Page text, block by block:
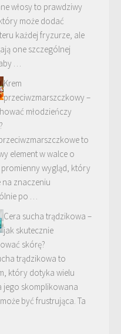
włosy to prawdziwy
może dodać
każdej fryzurze, ale
one szczególnej
…
Krem
przeciwzmarszczkowy –
młodzieńczy
to
element w walce o
promienny wygląd, który
na znaczeniu
po …
Cera sucha trądzikowa –
jak skutecznie
skórę?
trądzikowa to
który dotyka wielu
jego skomplikowana
być frustrująca. Ta